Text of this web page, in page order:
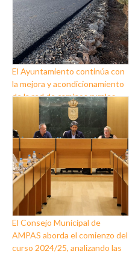
El Ayuntamiento continúa con
la mejora y acondicionamiento
de la red de caminos rurales
El Consejo Municipal de
AMPAS aborda el comienzo del
curso 2024/25, analizando las